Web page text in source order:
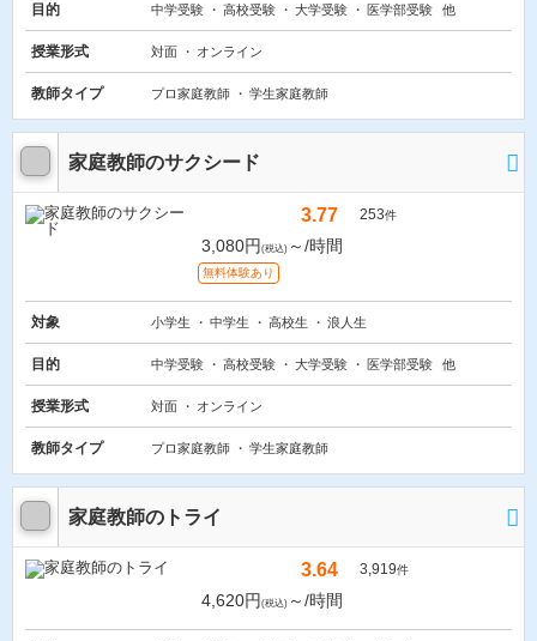
目的 中学受験 高校受験 大学受験 医学部受験 他
授業形式 対面 オンライン
教師タイプ プロ家庭教師 学生家庭教師
家庭教師のサクシード
3.77 253件
3,080円 (税込) ～/時間
無料体験あり
対象 小学生 中学生 高校生 浪人生
目的 中学受験 高校受験 大学受験 医学部受験 他
授業形式 対面 オンライン
教師タイプ プロ家庭教師 学生家庭教師
家庭教師のトライ
3.64 3,919件
4,620円 (税込) ～/時間